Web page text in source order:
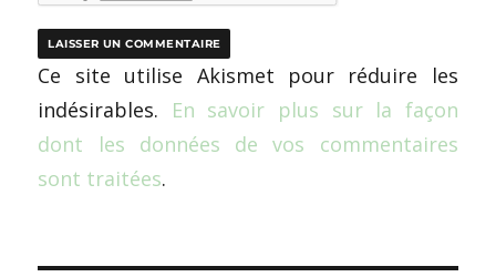
Ce site utilise Akismet pour réduire les
indésirables. En savoir plus sur la façon
dont les données de vos commentaires
sont traitées.